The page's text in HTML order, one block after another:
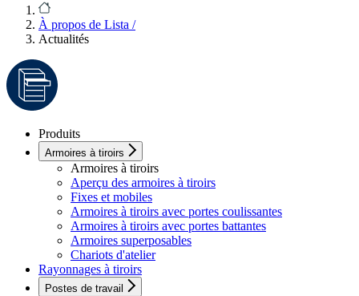
À propos de Lista /
Actualités
Produits
Armoires à tiroirs
Armoires à tiroirs
Aperçu des armoires à tiroirs
Fixes et mobiles
Armoires à tiroirs avec portes coulissantes
Armoires à tiroirs avec portes battantes
Armoires superposables
Chariots d'atelier
Rayonnages à tiroirs
Postes de travail